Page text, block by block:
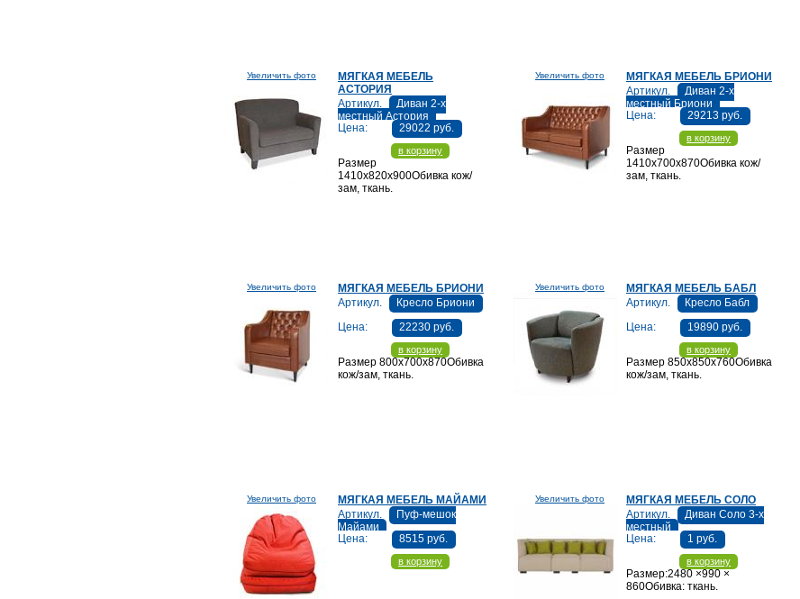
Увеличить фото
МЯГКАЯ МЕБЕЛЬ
АСТОРИЯ
Артикул.
Диван 2-х
местный Астория
Цена:
29022 руб.
в корзину
Размер
1410х820х900Обивка кож/
зам, ткань.
Увеличить фото
МЯГКАЯ МЕБЕЛЬ БРИОНИ
Артикул.
Диван 2-х
местный Бриони
Цена:
29213 руб.
в корзину
Размер
1410х700х870Обивка кож/
зам, ткань.
Увеличить фото
МЯГКАЯ МЕБЕЛЬ БРИОНИ
Артикул.
Кресло Бриони
Цена:
22230 руб.
в корзину
Размер 800х700х870Обивка
кож/зам, ткань.
Увеличить фото
МЯГКАЯ МЕБЕЛЬ БАБЛ
Артикул.
Кресло Бабл
Цена:
19890 руб.
в корзину
Размер 850х850х760Обивка
кож/зам, ткань.
Увеличить фото
МЯГКАЯ МЕБЕЛЬ МАЙАМИ
Артикул.
Пуф-мешок
Майами
Цена:
8515 руб.
в корзину
Увеличить фото
МЯГКАЯ МЕБЕЛЬ СОЛО
Артикул.
Диван Соло 3-х
местный
Цена:
1 руб.
в корзину
Размер:2480 ×990 ×
860Обивка: ткань.